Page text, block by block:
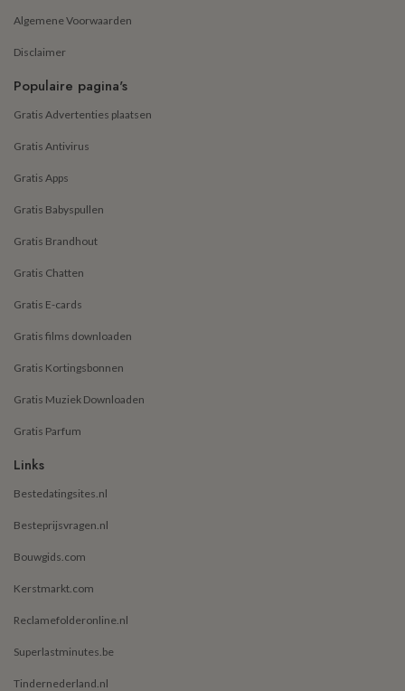
Algemene Voorwaarden
Disclaimer
Populaire pagina's
Gratis Advertenties plaatsen
Gratis Antivirus
Gratis Apps
Gratis Babyspullen
Gratis Brandhout
Gratis Chatten
Gratis E-cards
Gratis films downloaden
Gratis Kortingsbonnen
Gratis Muziek Downloaden
Gratis Parfum
Links
Bestedatingsites.nl
Besteprijsvragen.nl
Bouwgids.com
Kerstmarkt.com
Reclamefolderonline.nl
Superlastminutes.be
Tindernederland.nl